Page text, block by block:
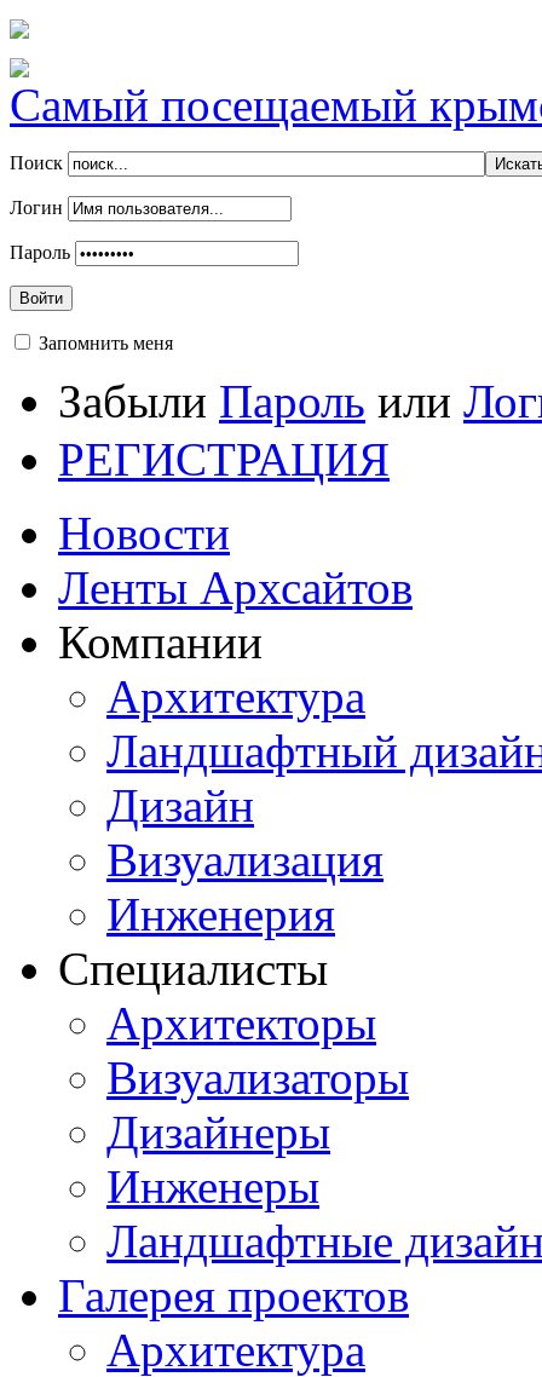
Самый посещаемый
Поиск
Логин
Пароль
Войти
Запомнить меня
Забыли Пароль или
РЕГИСТРАЦИЯ
Новости
Ленты Архсайтов
Компании
Архитектура
Ландшафтный
Дизайн
Визуализация
Инженерия
Специалисты
Архитекторы
Визуализаторы
Дизайнеры
Инженеры
Ландшафтные
Галерея проектов
Архитектура